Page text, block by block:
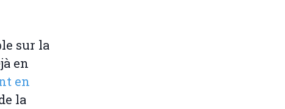
sur la
en
en
la